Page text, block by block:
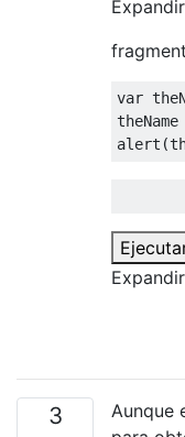
var
theName
alert (
3
Aunque